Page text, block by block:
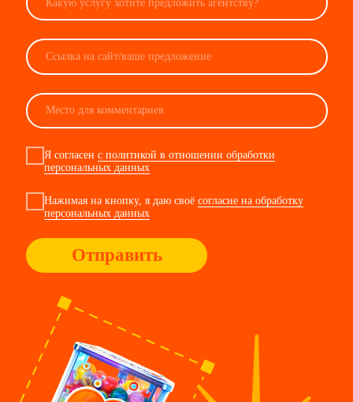
контакты
people@виноу.рф
VK TG (ﾉ◕ヮ◕)ﾉ[◉]*:ﾟ